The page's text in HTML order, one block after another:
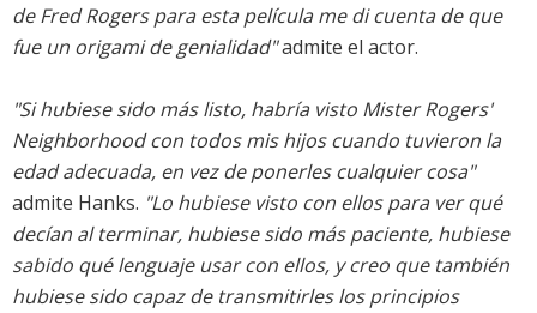
de Fred Rogers para esta película me di cuenta de que
fue un origami de genialidad"admite el actor.
"Si hubiese sido más listo, habría visto Mister Rogers'
Neighborhood con todos mis hijos cuando tuvieron la
edad adecuada, en vez de ponerles cualquier cosa"
admite Hanks. "Lo hubiese visto con ellos para ver qué
decían al terminar, hubiese sido más paciente, hubiese
sabido qué lenguaje usar con ellos, y creo que también
hubiese sido capaz de transmitirles los principios